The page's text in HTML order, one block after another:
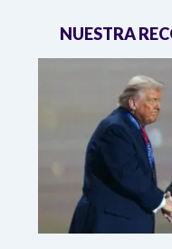
NUESTRA